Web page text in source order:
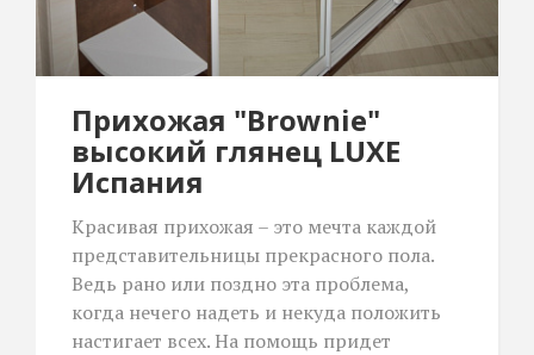
Прихожая "Brownie"
высокий глянец LUXE
Испания
Красивая прихожая – это мечта каждой
представительницы прекрасного пола.
Ведь рано или поздно эта проблема,
когда нечего надеть и некуда положить
настигает всех. На помощь придет